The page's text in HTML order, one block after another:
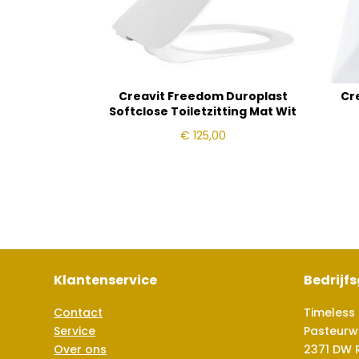
Creavit Freedom Duroplast
Softclose Toiletzitting Mat Wit
€ 125,00
Klantenservice
Contact
Service
Over ons
Timeless
2371